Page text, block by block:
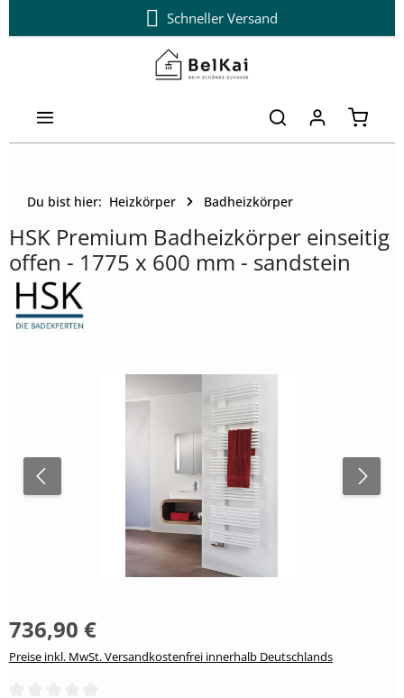
Zum Hauptinhalt springenSchneller Versand
Du bist hier: Heizkörper Badheizkörper
HSK Premium Badheizkörper einseitig
offen - 1775 x 600 mm - sandstein
736,90 €
Preise inkl. MwSt. Versandkostenfrei innerhalb Deutschlands